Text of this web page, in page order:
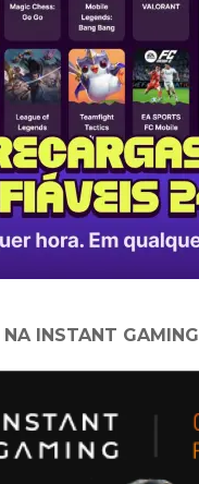
NA INSTANT GAMING